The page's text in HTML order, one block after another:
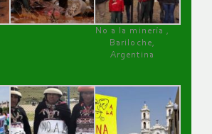
No a la minería ,
Bariloche,
Argentina